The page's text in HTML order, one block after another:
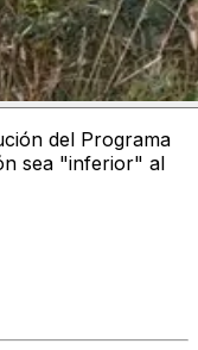
del Programa
sea "inferior" al